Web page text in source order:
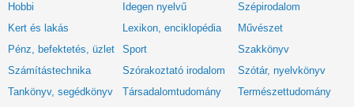
Hobbi
Idegen nyelvű
Szépirodalom
Kert és lakás
Lexikon, enciklopédia
Művészet
Pénz, befektetés, üzlet
Sport
Szakkönyv
Számítástechnika
Szórakoztató irodalom
Szótár, nyelvkönyv
Tankönyv, segédkönyv
Társadalomtudomány Természettudomány